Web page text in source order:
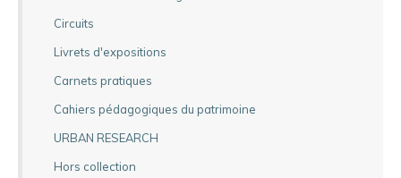
Circuits
Livrets d'expositions
Carnets pratiques
Cahiers pédagogiques du patrimoine
URBAN RESEARCH
Hors collection